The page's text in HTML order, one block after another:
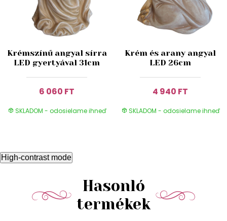
Krémszínű angyal sírra
LED gyertyával 31cm
6 060 FT
SKLADOM - odosielame ihneď
Krém és arany angyal
LED 26cm
4 940 FT
SKLADOM - odosielame ihneď
High-contrast mode
Hasonló
termékek